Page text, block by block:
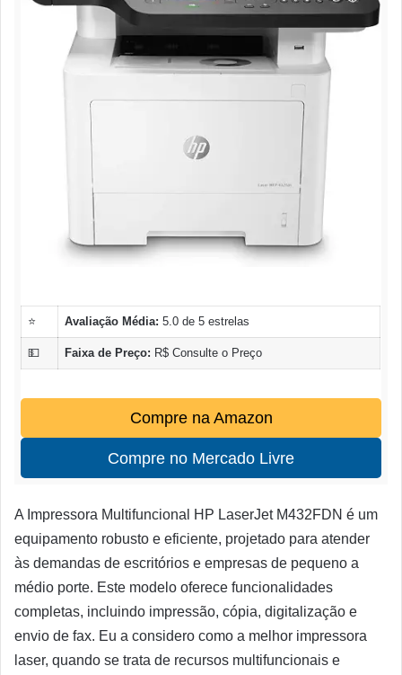
⭐ Avaliação Média: 5.0 de 5 estrelas
💵 Faixa de Preço: R$ Consulte o Preço
Compre na Amazon
Compre no Mercado Livre
A Impressora Multifuncional HP LaserJet M432FDN é um
equipamento robusto e eficiente, projetado para atender
às demandas de escritórios e empresas de pequeno a
médio porte. Este modelo oferece funcionalidades
completas, incluindo impressão, cópia, digitalização e
envio de fax. Eu a considero como a melhor impressora
laser, quando se trata de recursos multifuncionais e